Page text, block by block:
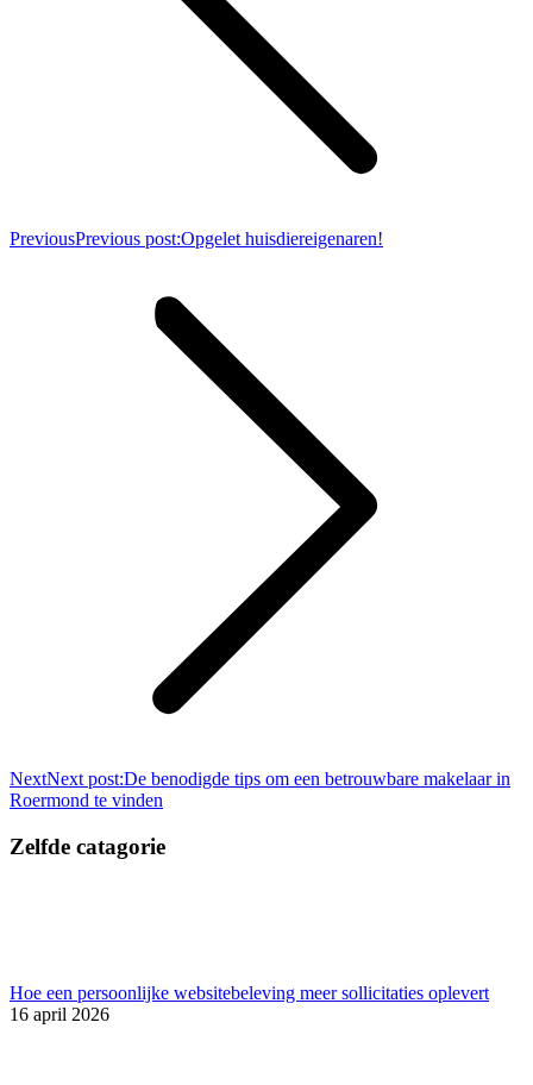
PreviousPrevious post:Opgelet huisdiereigenaren!
NextNext post:De benodigde tips om een betrouwbare makelaar in
Roermond te vinden
Zelfde catagorie
Hoe een persoonlijke websitebeleving meer sollicitaties oplevert
16 april 2026